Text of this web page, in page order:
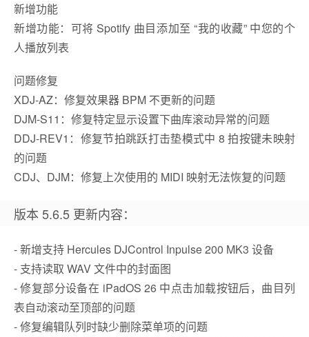
新增功能
新增功能：可将 Spotify 曲目添加至 “我的收藏” 中您的个
人播放列表
问题修复
XDJ-AZ：修复效果器 BPM 不更新的问题
DJM-S11：修复特定显示设置下曲库滚动异常的问题
DDJ-REV1：修复节拍跳跃打击垫模式中 8 拍按键未映射
的问题
CDJ、DJM：修复上次使用的 MIDI 映射无法恢复的问题
版本 5.6.5 更新内容：
- 新增支持 Hercules DJControl Inpulse 200 MK3 设备
- 支持读取 WAV 文件中的封面图
- 修复部分设备在 iPadOS 26 中点击加载按钮后，曲目列
表自动滚动至顶部的问题
- 修复编辑队列时缺少删除菜单项的问题